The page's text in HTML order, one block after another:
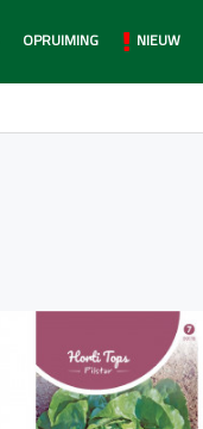
OPRUIMING NIEUW